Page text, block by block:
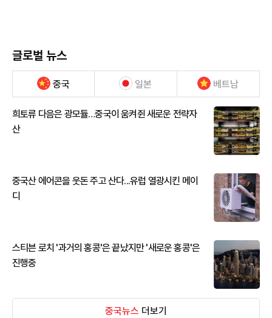
글로벌 뉴스
중국 일본 베트남
희토류 다음은 광모듈…중국이 움켜쥔 새로운 전략자
산
중국산 에어콘을 웃돈 주고 산다...유럽 열광시킨 메이
디
스티븐 로치 '과거의 홍콩'은 끝났지만 '새로운 홍콩'은
진행중
중국뉴스 더보기